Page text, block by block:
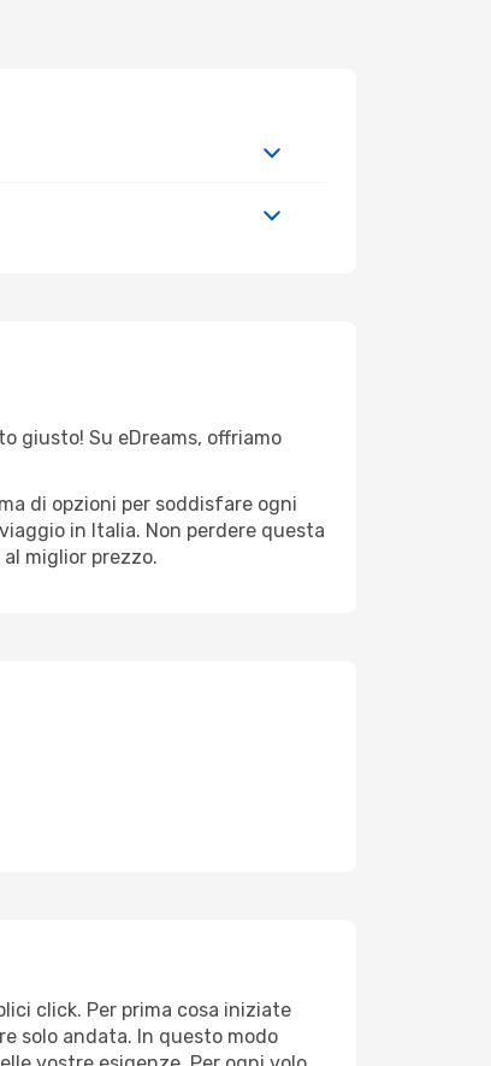
giusto! Su eDreams, offriamo
di opzioni per soddisfare ogni
in Italia. Non perdere questa
miglior prezzo.
click. Per prima cosa iniziate
solo andata. In questo modo